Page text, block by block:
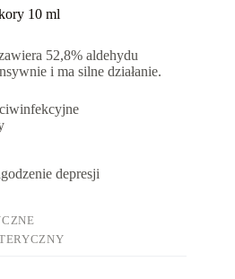
10 ml
52,8% aldehydu
i ma silne działanie.
depresji